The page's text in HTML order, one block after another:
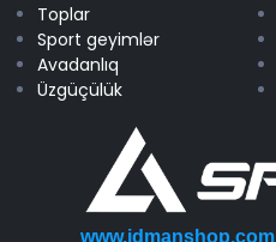
Toplar
Sport geyimlər
Avadanlıq
Üzgüçülük
www.idmanshop.com